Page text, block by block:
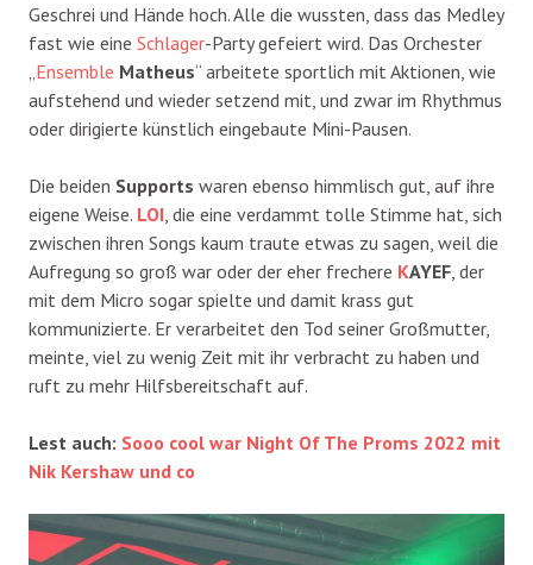
Geschrei und Hände hoch. Alle die wussten, dass das Medley
fast wie eine Schlager-Party gefeiert wird. Das Orchester
„Ensemble Matheus“ arbeitete sportlich mit Aktionen, wie
aufstehend und wieder setzend mit, und zwar im Rhythmus
oder dirigierte künstlich eingebaute Mini-Pausen.
Die beiden Supports waren ebenso himmlisch gut, auf ihre
eigene Weise. LOI, die eine verdammt tolle Stimme hat, sich
zwischen ihren Songs kaum traute etwas zu sagen, weil die
Aufregung so groß war oder der eher frechere KAYEF, der
mit dem Micro sogar spielte und damit krass gut
kommunizierte. Er verarbeitet den Tod seiner Großmutter,
meinte, viel zu wenig Zeit mit ihr verbracht zu haben und
ruft zu mehr Hilfsbereitschaft auf.
Lest auch: Sooo cool war Night Of The Proms 2022 mit
Nik Kershaw und co